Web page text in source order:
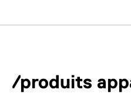
e
t
/produits